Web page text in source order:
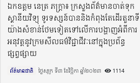
ឯកឧត្ដម នេត្រ ភក្រ្ដា៖ ក្រសួងព័ត៌មានចាត់ទុក
ស្ថានីយវិទ្យុ ទូរទស្សន៍បាននិងកំពុងតែដើរតួនាទី
យ៉ាងសំខាន់ថែមទៀតទៅលើការបង្ហាញអំពីការ
អនុវត្ដនូវក្រមសីលធម៌វិជ្ជាជីវៈនៅក្នុងប្រព័ន្ធ
ផ្សព្វផ្សាយ
ព័ត៌មានជាតិ ថ្ងៃសុក្រ ទី៣ ខែវិច្ឆិកា ឆ្នាំ២០២៣​ 1114